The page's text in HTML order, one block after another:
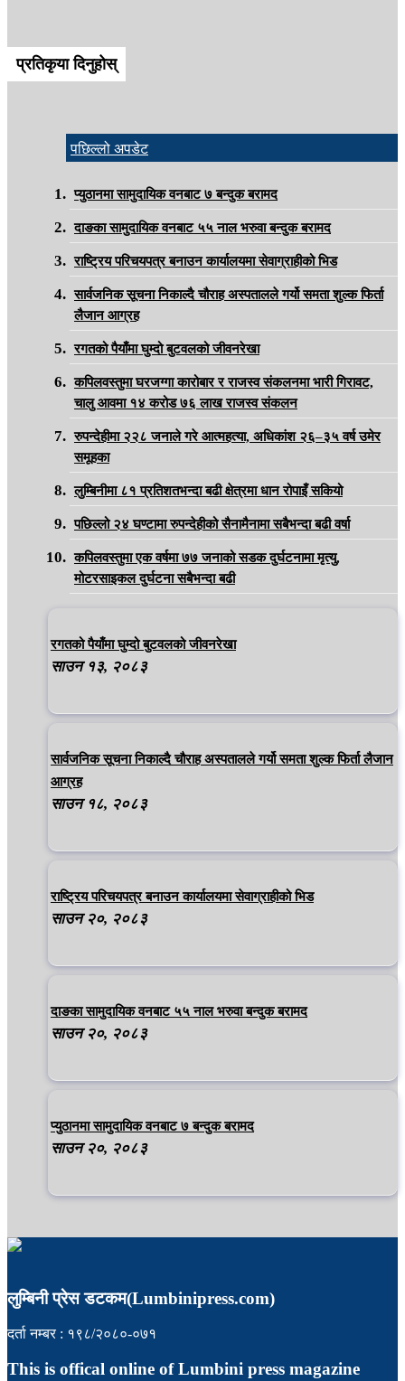
प्रतिकृया दिनुहोस्
पछिल्लो अपडेट
प्युठानमा सामुदायिक वनबाट ७ बन्दुक बरामद
दाङका सामुदायिक वनबाट ५५ नाल भरुवा बन्दुक बरामद
राष्ट्रिय परिचयपत्र बनाउन कार्यालयमा सेवाग्राहीको भिड
सार्वजनिक सूचना निकाल्दै चौराह अस्पतालले गर्यो समता शुल्क फिर्ता
लैजान आग्रह
रगतको पैयाँमा घुम्दो बुटवलको जीवनरेखा
कपिलवस्तुमा घरजग्गा कारोबार र राजस्व संकलनमा भारी गिरावट,
चालु आवमा १४ करोड ७६ लाख राजस्व संकलन
रुपन्देहीमा २२८ जनाले गरे आत्महत्या, अधिकांश २६–३५ वर्ष उमेर
समूहका
लुम्बिनीमा ८१ प्रतिशतभन्दा बढी क्षेत्रमा धान रोपाइँ सकियो
पछिल्लो २४ घण्टामा रुपन्देहीको सैनामैनामा सबैभन्दा बढी वर्षा
कपिलवस्तुमा एक वर्षमा ७७ जनाको सडक दुर्घटनामा मृत्यु,
मोटरसाइकल दुर्घटना सबैभन्दा बढी
रगतको पैयाँमा घुम्दो बुटवलको जीवनरेखा
साउन १३, २०८३
सार्वजनिक सूचना निकाल्दै चौराह अस्पतालले गर्यो समता शुल्क फिर्ता लैजान
आग्रह
साउन १८, २०८३
राष्ट्रिय परिचयपत्र बनाउन कार्यालयमा सेवाग्राहीको भिड
साउन २०, २०८३
दाङका सामुदायिक वनबाट ५५ नाल भरुवा बन्दुक बरामद
साउन २०, २०८३
प्युठानमा सामुदायिक वनबाट ७ बन्दुक बरामद
साउन २०, २०८३
लुम्बिनी प्रेस डटकम(Lumbinipress.com)
दर्ता नम्बर : १९८/२०८०-०७१
This is offical online of Lumbini press magazine